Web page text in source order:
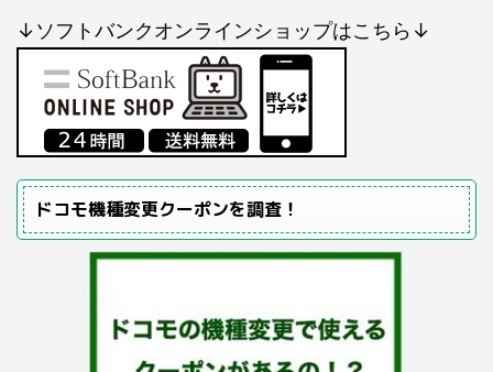
↓ソフトバンクオンラインショップはこちら↓
ドコモ機種変更クーポンを調査！